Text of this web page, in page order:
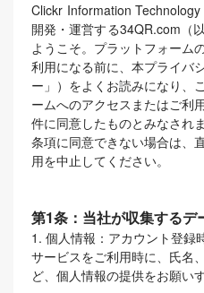
Clickr Information
開発・運営する34QR.com（
ようこそ。プラットフォーム
利用になる前に、本プライバ
ー」）をよくお読みになり、
ームへのアクセスまたはご利
件に同意したものとみなされ
条項に同意できない場合は、
用を中止してください。
第1条：当社が収集するデ
1. 個人情報：アカウント登録
サービスをご利用時に、氏名
ど、個人情報の提供をお願い